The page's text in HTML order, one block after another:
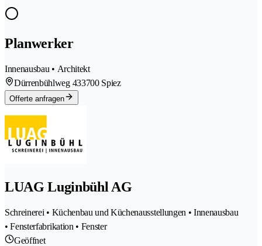
Planwerker
Innenausbau • Architekt
Dürrenbühlweg 433700 Spiez
Offerte anfragen
LUAG Luginbühl AG
Schreinerei • Küchenbau und Küchenausstellungen • Innenausbau
• Fensterfabrikation • Fenster
Geöffnet